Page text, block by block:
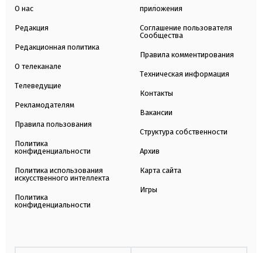
О нас
Редакция
Редакционная политика
О телеканале
Телеведущие
Рекламодателям
Правила пользования
Политика
конфиденциальности
Политика использования
искусственного интеллекта
Политика
конфиденциальности
приложения
Соглашение пользователя
Сообщества
Правила комментирования
Техническая информация
Контакты
Вакансии
Структура собственности
Архив
Карта сайта
Игры